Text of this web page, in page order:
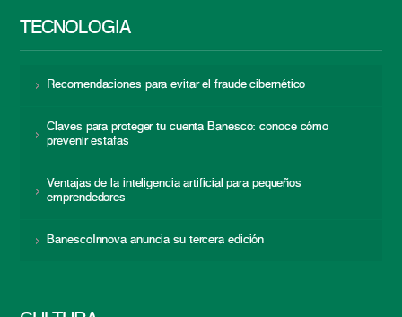
TECNOLOGÍA
Recomendaciones para evitar el fraude cibernético
Claves para proteger tu cuenta Banesco: conoce cómo
prevenir estafas
Ventajas de la inteligencia artificial para pequeños
emprendedores
BanescoInnova anuncia su tercera edición